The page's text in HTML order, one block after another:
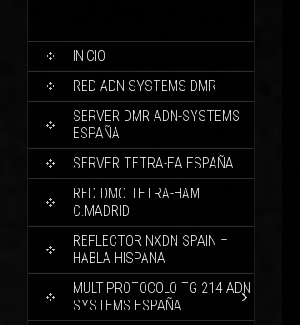
INICIO
RED ADN SYSTEMS DMR
SERVER DMR ADN-SYSTEMS
ESPAÑA
SERVER TETRA-EA ESPAÑA
RED DMO TETRA-HAM
C.MADRID
REFLECTOR NXDN SPAIN –
HABLA HISPANA
MULTIPROTOCOLO TG 214 ADN
SYSTEMS ESPAÑA